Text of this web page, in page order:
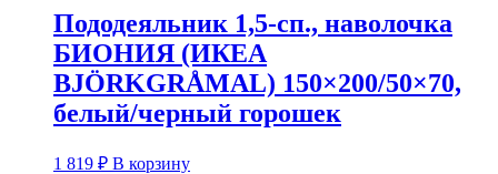
Пододеяльник 1,5-сп., наволочка
БИОНИЯ (ИКЕА
BJÖRKGRÅMAL) 150×200/50×70,
белый/черный горошек
1 819 ₽ В корзину